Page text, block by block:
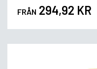
FRÅN 294,92 KR